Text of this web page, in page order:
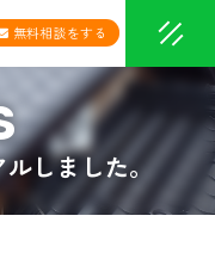
無料相談をする
しました。